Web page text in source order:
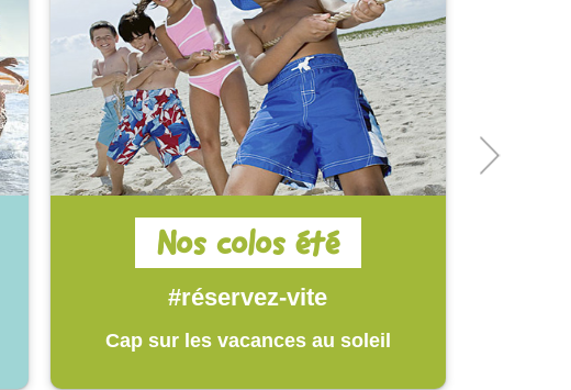
Nos colos été
#réservez-vite
Cap sur les vacances au soleil